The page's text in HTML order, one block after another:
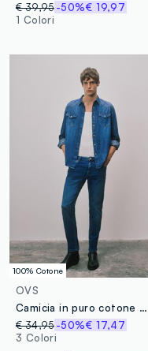
€ 39,95-50%€ 19,97
1 Colori
100% Cotone
OVS
Camicia in puro cotone denim blu regular fit con tasche
€ 34,95-50%€ 17,47
3 Colori